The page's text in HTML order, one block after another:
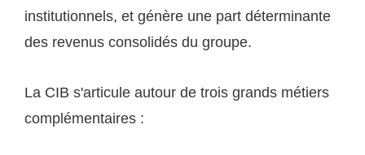
institutionnels, et génère une part déterminante
des revenus consolidés du groupe.
La CIB s'articule autour de trois grands métiers
complémentaires :